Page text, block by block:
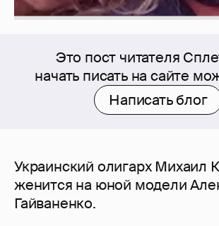
Это пост читателя
начать писать на сайте
Написать блог
Украинский олигарх Михаил
женится на юной модели
Гайваненко.